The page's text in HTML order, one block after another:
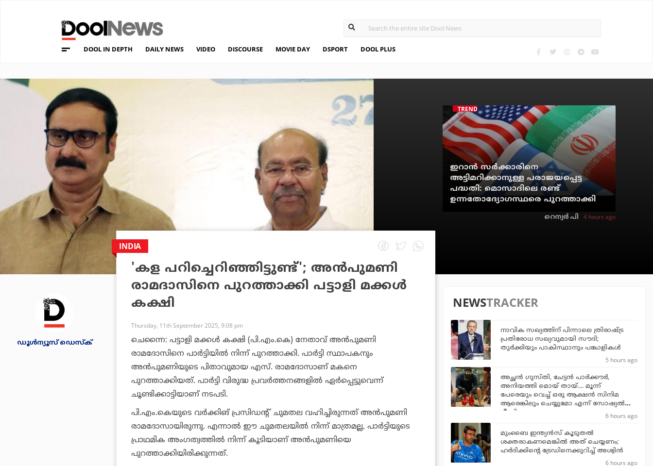
DOOL IN DEPTH DAILY NEWS VIDEO DISCOURSE MOVIE DAY DSPORT DOOL PLUS
TRENDING
ഇറാന്‍ സര്‍ക്കാരിനെ
അട്ടിമറിക്കാനുള്ള പരാജയപ്പെട്ട
പദ്ധതി: മൊസാദിലെ രണ്ട്
ഉന്നതോദ്യോഗസ്ഥരെ പുറത്താക്കി
റെന്വര്‍ പി 4 hours ago
ഡൂള്‍ന്യൂസ് ഡെസ്‌ക്
INDIA
'കള പറിച്ചെറിഞ്ഞിട്ടുണ്ട്'; അന്‍പുമണി
രാമദാസിനെ പുറത്താക്കി പട്ടാളി മക്കള്‍
കക്ഷി
Thursday, 11th September 2025, 9:08 pm
ചെന്നൈ: പട്ടാളി മക്കള്‍ കക്ഷി (പി.എം.കെ) നേതാവ് അന്‍പുമണി
രാമദോസിനെ പാര്‍ട്ടിയില്‍ നിന്ന് പുറത്താക്കി. പാര്‍ട്ടി സ്ഥാപകനും
അന്‍പുമണിയുടെ പിതാവുമായ എസ്. രാമദോസാണ് മകനെ
പുറത്താക്കിയത്. പാര്‍ട്ടി വിരുദ്ധ പ്രവര്‍ത്തനങ്ങളില്‍ ഏര്‍പ്പെട്ടുവെന്ന്
ചൂണ്ടിക്കാട്ടിയാണ് നടപടി.
പി.എം.കെയുടെ വര്‍ക്കിങ് പ്രസിഡന്റ് ചുമതല വഹിച്ചിരുന്നത് അന്‍പുമണി
രാമദോസായിരുന്നു. എന്നാല്‍ ഈ ചുമതലയില്‍ നിന്ന് മാത്രമല്ല, പാര്‍ട്ടിയുടെ
പ്രാഥമിക അംഗത്വത്തില്‍ നിന്ന് കൂടിയാണ് അന്‍പുമണിയെ
പുറത്താക്കിയിരിക്കുന്നത്.
NEWSTRACKER
നാവിക സഖ്യത്തിന് പിന്നാലെ ത്രിരാഷ്ട്ര
പ്രതിരോധ സഖ്യവുമായി സൗദി;
തുര്‍ക്കിയും പാകിസ്ഥാനും പങ്കാളികള്‍
5 hours ago
അച്ഛന്‍ ഗുസ്തി, ചേട്ടന്‍ പാര്‍ക്കൗര്‍,
അനിയത്തി മൊയ് തായ്.... മൂന്ന്
പേരെയും വെച്ച് ഒരു ആക്ഷന്‍ സിനിമ
ആരെങ്കിലും ചെയ്യുമോ എന്ന് സോഷ്യല്‍
മീഡിയ
6 hours ago
മുംബൈ ഇന്ത്യന്‍സ് കൂടുതല്‍
ശക്തരാകണമെങ്കില്‍ അത് ചെയ്യണം;
ഹര്‍ദിക്കിന്റെ ട്രേഡിനെക്കുറിച്ച് അശ്വിന്‍
6 hours ago